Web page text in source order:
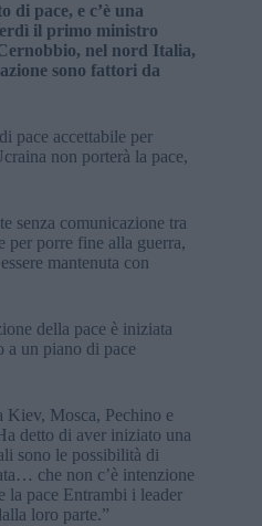
di pace, e c’è una
il primo ministro
nel nord Italia,
sono fattori da
pace accettabile per
non porterà la pace,
senza comunicazione tra
per porre fine alla guerra,
mantenuta con
della pace è iniziata
a un piano di pace
Kiev, Mosca, Pechino e
detto di aver iniziato una
sono le possibilità di
che non c’è intenzione
la pace Entrambi i leader
loro parte.”